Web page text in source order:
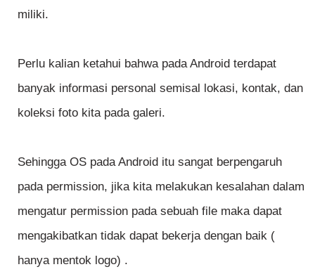
miliki.
Perlu kalian ketahui bahwa pada Android terdapat
banyak informasi personal semisal lokasi, kontak, dan
koleksi foto kita pada galeri.
Sehingga OS pada Android itu sangat berpengaruh
pada permission, jika kita melakukan kesalahan dalam
mengatur permission pada sebuah file maka dapat
mengakibatkan tidak dapat bekerja dengan baik (
hanya mentok logo) .